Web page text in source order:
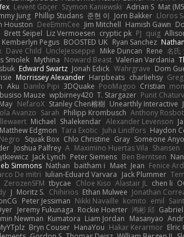
Levent Göçer Szymon Kaniewski Adrian S Mat
Jung Phillip Studans 준현 이 Jorn Bakker Lloros
Houston DeeEmmCee Jim Mitchell Hamish Gawn
Brett Seipel Liz Vermoesen cryptic pk PJ quig
Kemberlyn Pegus BOOSTED UK Ryan Sanchez
Dave Child UncleJesseppe Mike Duncan Rene 名氏
Smolek Mythina Noward Beast Valerian Vardania
sbuk Edward Swartz Jonah Edick Wahrgrave Dom
Morrissey Alexander Harpbeats charliehsy
Aku Danilo Pipi 3DQuake PooMagoo Cristian
Mauze wpbirney420 T. Stargazer Punit
NefaroX Stanley Chen榕樹 Unearthly Interactive
Avanzo Sarah Philipp Krombusch Anthony
Michael Shalekendar Alexander Levenson
Matthew Edgmon Tara Exotic Juha Lindfors Haydon
Squak Box Chlo Christine Gray Someone
Joshua Palfrey A Maximino Huertas Vila Shansen
Jack Lynch Peter Siemens Ben Berntsen
Simmons Nathan baitham i Maet Jean Fenice
De mitri Iulian-Eduard Varvara Jack Plummer
ZerozenSFM tbycae Chloe Kiso Alastair JL chen li
J Moritz S. Chihirios Ethan Mulwee Jonathan
Peter Jessiman Nikki Navaille komito emil
Jeremy Fukunaga Rockie Hoerter 鸿彬 邱
Newman Kumatora Liam Jordan Masanyao
Bryn Couser HanaYou Hakar Kerarmor Elric